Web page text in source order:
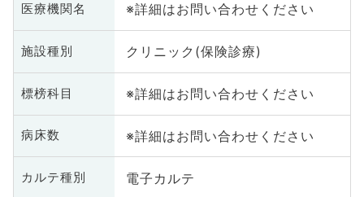
医療機関名 ※詳細はお問い合わせください
施設種別 クリニック(保険診療)
標榜科目 ※詳細はお問い合わせください
病床数 ※詳細はお問い合わせください
カルテ種別 電子カルテ